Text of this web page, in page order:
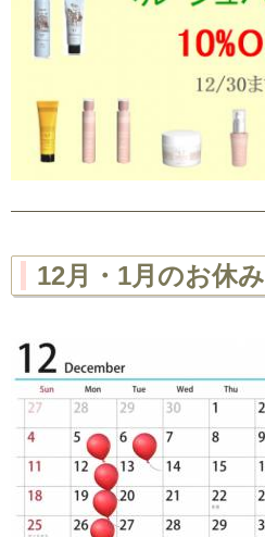
12月・1月のお休み